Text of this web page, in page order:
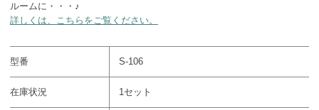
ルームに・・・♪
詳しくは、こちらをご覧ください。
型番 S-106
在庫状況 1セット